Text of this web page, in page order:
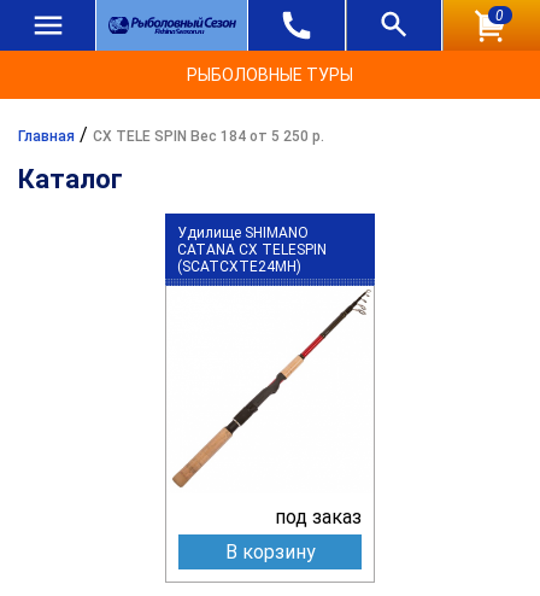
0
РЫБОЛОВНЫЕ ТУРЫ
Главная / CX TELE SPIN Вес 184 от 5 250 р.
Каталог
Удилище SHIMANO
CATANA CX TELESPIN
(SCATCXTE24MH)
под заказ
В корзину